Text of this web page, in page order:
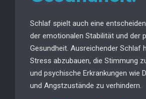
Schlaf spielt auch eine
der emotionalen Stabilität und der
Gesundheit. Ausreichender Schlaf
Stress abzubauen, die Stimmung
und psychische Erkrankungen wie
und Angstzustände zu verhindern.